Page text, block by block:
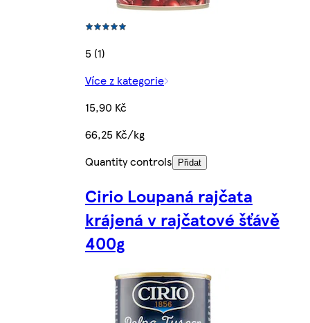
5 (1)
Více z kategorie
15,90 Kč
66,25 Kč/kg
Quantity controls
Přidat
Cirio Loupaná rajčata
krájená v rajčatové šťávě
400g